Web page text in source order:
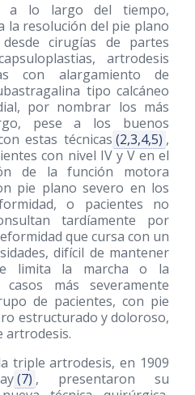
a lo largo del tiempo,
la resolución del pie plano
cirugías de partes
artrodesis
con alargamiento de
tipo calcáneo
por nombrar los más
pese a los buenos
estas técnicas (2,3,4,5) ,
con nivel IV y V en el
de la función motora
pie plano severo en los
o pacientes no
tardíamente por
que cursa con un
difícil de mantener
limita la marcha o la
más severamente
de pacientes, con pie
estructurado y doloroso,
artrodesis.
triple artrodesis, en 1909
(7) , presentaron su